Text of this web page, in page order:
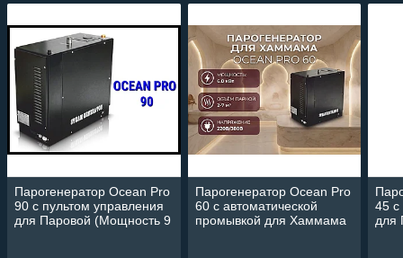
Парогенератор Ocean Pro
90 c пультом управления
для Паровой (Мощность 9
Парогенератор Ocean Pro
60 c автоматической
промывкой для Хаммама
45 c
для